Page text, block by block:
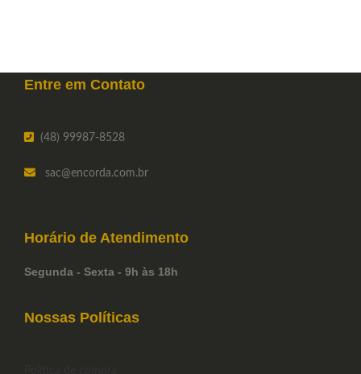
Entre em Contato
(48) 99987-8528
sac@encorda.com.br
Horário de Atendimento
Segunda - Sexta - 9h às 18h
Nossas Políticas